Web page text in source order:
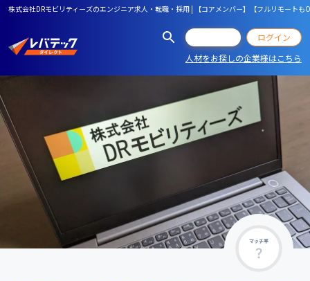
株式会社DRモビリティーズのエンジニア求人・転職・採用 | 【コアメンバー】【フルリモート
ログイン
人材をお探しの企業様はこちら
マッチ率